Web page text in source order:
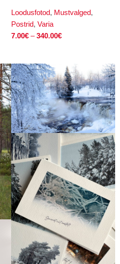
Loodusfotod, Mustvalged,
Postrid, Varia
7.00€ – 340.00€